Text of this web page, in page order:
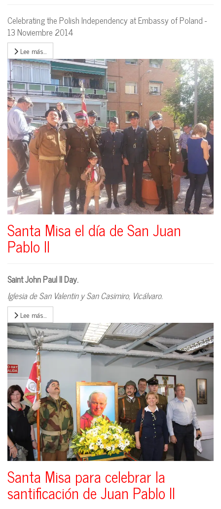
Celebrating the Polish Independency at Embassy of Poland -
13 Noviembre 2014
Lee más…
Santa Misa el día de San Juan
Pablo II
Saint John Paul II Day.
Iglesia de San Valentin y San Casimiro, Vicálvaro.
Lee más…
Santa Misa para celebrar la
santificación de Juan Pablo II